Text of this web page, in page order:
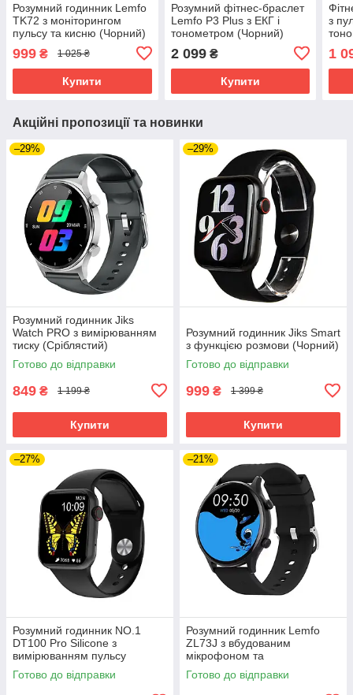
Розумний годинник Lemfo
TK72 з моніторингом
пульсу та кисню (Чорний)
999 ₴ 1 025 ₴
Купити
Розумний фітнес-браслет
Lemfo P3 Plus з ЕКГ і
тонометром (Чорний)
2 099₴
Купити
з
1
Акційні пропозиції та новинки
–29%
Розумний годинник Jiks
Watch PRO з вимірюванням
тиску (Сріблястий)
Готово до відправки
849 ₴ 1 199 ₴
Купити
–29%
Розумний годинник Jiks Smart
з функцією розмови (Чорний)
Готово до відправки
999 ₴ 1 399 ₴
Купити
–27%
Розумний годинник NO.1
DT100 Pro Silicone з
вимірюванням пульсу
(Чорний)
Готово до відправки
–21%
Розумний годинник Lemfo
ZL73J з вбудованим
мікрофоном та
пульсоксиметром (Чорний)
Готово до відправки